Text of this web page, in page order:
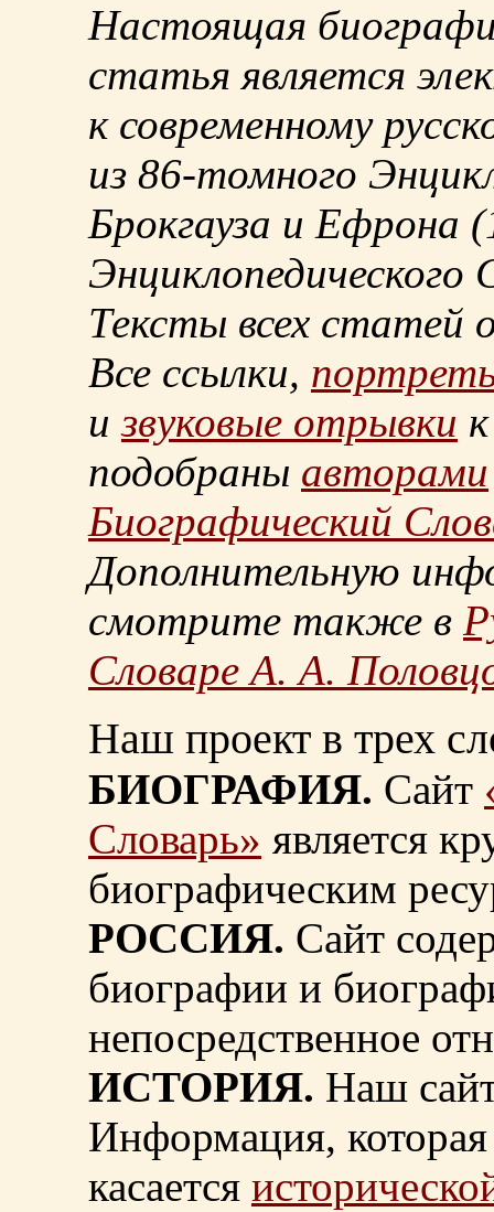
Настоящая
статья является
к современному
из 86-томного
Брокгауза и Ефрона
Энциклопедического
Тексты всех статей
Все ссылки,
извуковые отрывки
подобраны авторами
Биографический
Дополнительную
смотрите также в
Словаре А. А.
Наш проект в трех
БИОГРАФИЯ. Сайт
Словарь» является
биографическим
РОССИЯ. Сайт
биографии и
непосредственное
ИСТОРИЯ. Наш
Информация, которая
касается